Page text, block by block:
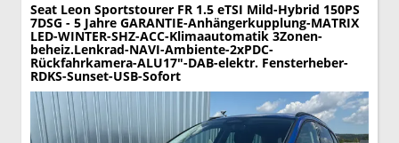
Seat Leon Sportstourer FR 1.5 eTSI Mild-Hybrid 150PS
7DSG - 5 Jahre GARANTIE-Anhängerkupplung-MATRIX
LED-WINTER-SHZ-ACC-Klimaautomatik 3Zonen-
beheiz.Lenkrad-NAVI-Ambiente-2xPDC-
Rückfahrkamera-ALU17"-DAB-elektr. Fensterheber-
RDKS-Sunset-USB-Sofort